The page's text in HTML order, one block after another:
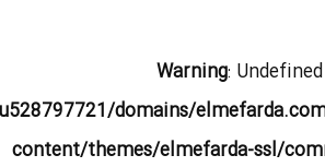
Warning:
domains/
content/themes/elmefarda-ssl/